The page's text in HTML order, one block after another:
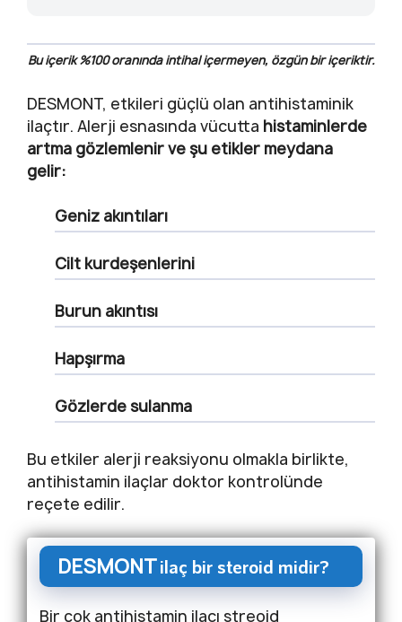
Bu içerik %100 oranında intihal içermeyen, özgün bir içeriktir.
DESMONT, etkileri güçlü olan antihistaminik
ilaçtır. Alerji esnasında vücutta histaminlerde
artma gözlemlenir ve şu etikler meydana
gelir:
Geniz akıntıları
Cilt kurdeşenlerini
Burun akıntısı
Hapşırma
Gözlerde sulanma
Bu etkiler alerji reaksiyonu olmakla birlikte,
antihistamin ilaçlar doktor kontrolünde
reçete edilir.
DESMONTilaç bir steroid midir?
Bir çok antihistamin ilacı streoid